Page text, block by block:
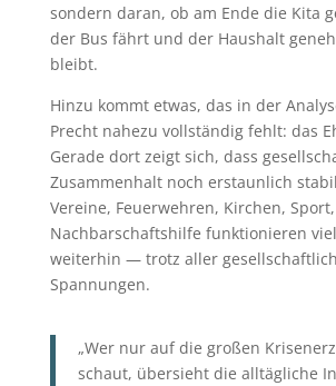
sondern daran, ob am Ende die Kita
der Bus fährt und der Haushalt
bleibt.
Hinzu kommt etwas, das in der
Precht nahezu vollständig fehlt: das
Gerade dort zeigt sich, dass
Zusammenhalt noch erstaunlich
Vereine, Feuerwehren, Kirchen,
Nachbarschaftshilfe funktionieren
weiterhin — trotz aller
Spannungen.
„Wer nur auf die großen
schaut, übersieht die alltägliche